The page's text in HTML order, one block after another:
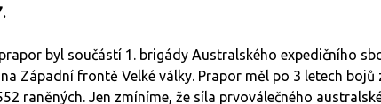
byl součástí 1. brigády Australského expedičního
Západní frontě Velké války. Prapor měl po 3 letech
raněných. Jen zmíníme, že síla prvoválečného